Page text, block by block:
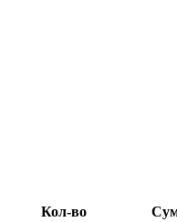
Кол-во